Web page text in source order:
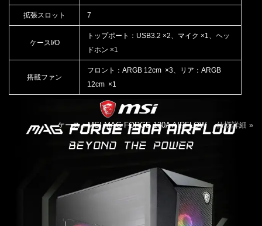
拡張スロット 7
ケースI/O
トップポート：USB3.2 ×2、マイク ×1、ヘッ
ドホン ×1
搭載ファン
フロント：ARGB 12cm ×3、リア：ARGB
12cm ×1
ケース：MSI MAG FORGE 130A AIRFLOW仕様詳細 »